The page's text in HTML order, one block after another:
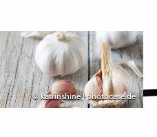
©katrinshine | photocase.de